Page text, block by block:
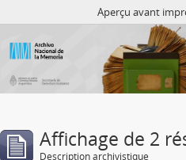
Aperçu avant
Affichage de 2
Description archivistique